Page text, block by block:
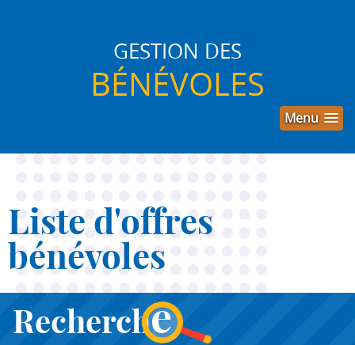
GESTION DES
BÉNÉVOLES
Menu
Liste d'offres
bénévoles
Recherche